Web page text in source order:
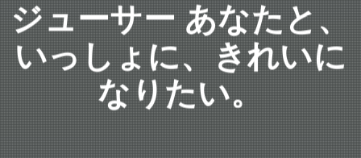
ジューサー あなたと、
いっしょに、きれいに
なりたい。